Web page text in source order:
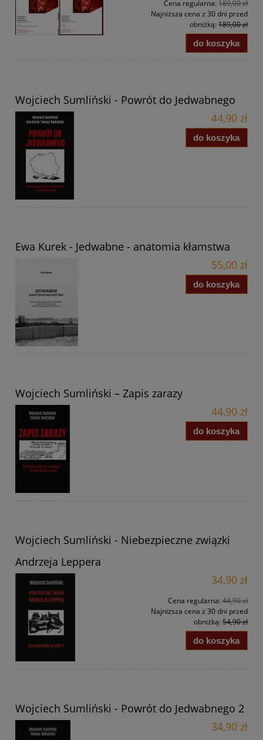
Cena regularna: 189,00 zł
Najniższa cena z 30 dni przed
obniżką: 189,00 zł
do koszyka
Wojciech Sumliński - Powrót do Jedwabnego
44,90 zł
do koszyka
Ewa Kurek - Jedwabne - anatomia kłamstwa
55,00 zł
do koszyka
Wojciech Sumliński – Zapis zarazy
44,90 zł
do koszyka
Wojciech Sumliński - Niebezpieczne związki
Andrzeja Leppera
34,90 zł
Cena regularna: 44,90 zł
Najniższa cena z 30 dni przed
obniżką: 54,90 zł
do koszyka
Wojciech Sumliński - Powrót do Jedwabnego 2
34,90 zł